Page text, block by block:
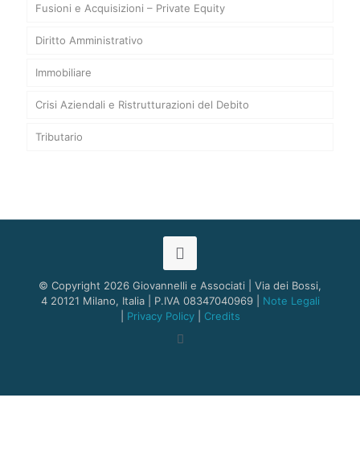
Fusioni e Acquisizioni – Private Equity
Diritto Amministrativo
Immobiliare
Crisi Aziendali e Ristrutturazioni del Debito
Tributario
© Copyright 2026 Giovannelli e Associati | Via dei Bossi,
4 20121 Milano, Italia | P.IVA 08347040969 | Note Legali
Privacy Policy| Credits